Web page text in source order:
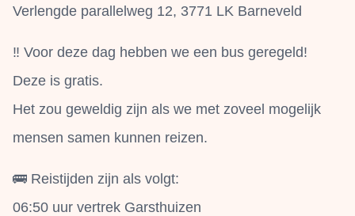
Verlengde parallelweg 12, 3771 LK Barneveld
‼️ Voor deze dag hebben we een bus geregeld!
Deze is gratis.
Het zou geweldig zijn als we met zoveel mogelijk
mensen samen kunnen reizen.
🚌 Reistijden zijn als volgt:
06:50 uur vertrek Garsthuizen